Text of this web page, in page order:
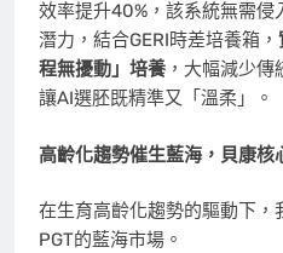
效率提升40%，該系統無需侵
潛力，結合GERI時差培養箱，
程無擾動」培養 ，大幅減少傳
讓AI選胚既精準又「溫柔」。
高齡化趨勢催生藍海，貝康核
在生育高齡化趨勢的驅動下，
PGT的藍海市場。